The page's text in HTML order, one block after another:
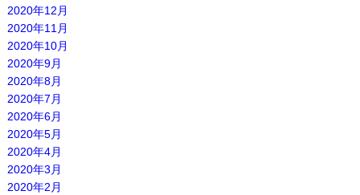
2020年12月
2020年11月
2020年10月
2020年9月
2020年8月
2020年7月
2020年6月
2020年5月
2020年4月
2020年3月
2020年2月